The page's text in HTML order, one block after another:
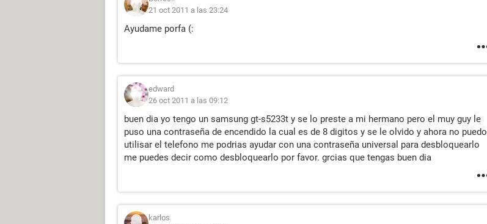
21 oct 2011 a las 23:24
Ayudame porfa (:
edward
26 oct 2011 a las 09:12
buen dia yo tengo un samsung gt-s5233t y se lo preste a mi hermano pero el muy guy le
puso una contraseña de encendido la cual es de 8 digitos y se le olvido y ahora no puedo
utilisar el telefono me podrias ayudar con una contraseña universal para desbloquearlo
me puedes decir como desbloquearlo por favor. grcias que tengas buen dia
karlos